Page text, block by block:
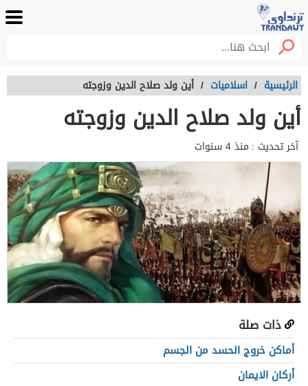
الرئيسية / اسلاميات / أين ولد صلاح الدين وزوجته
أين ولد صلاح الدين وزوجته
آخر تحديث : منذ 4 سنوات
ذات صلة
أماكن خروج الحسد من الجسم
أركان الايمان